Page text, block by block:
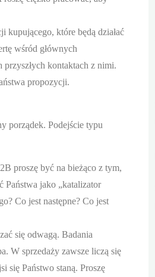
kupującego, które będą działać
wśród głównych
kontaktach z nimi.
propozycji.
porządek. Podejście typu
proszę być na bieżąco z tym,
Państwa jako „katalizator
Co jest następne? Co jest
się odwagą. Badania
W sprzedaży zawsze liczą się
się Państwo staną. Proszę